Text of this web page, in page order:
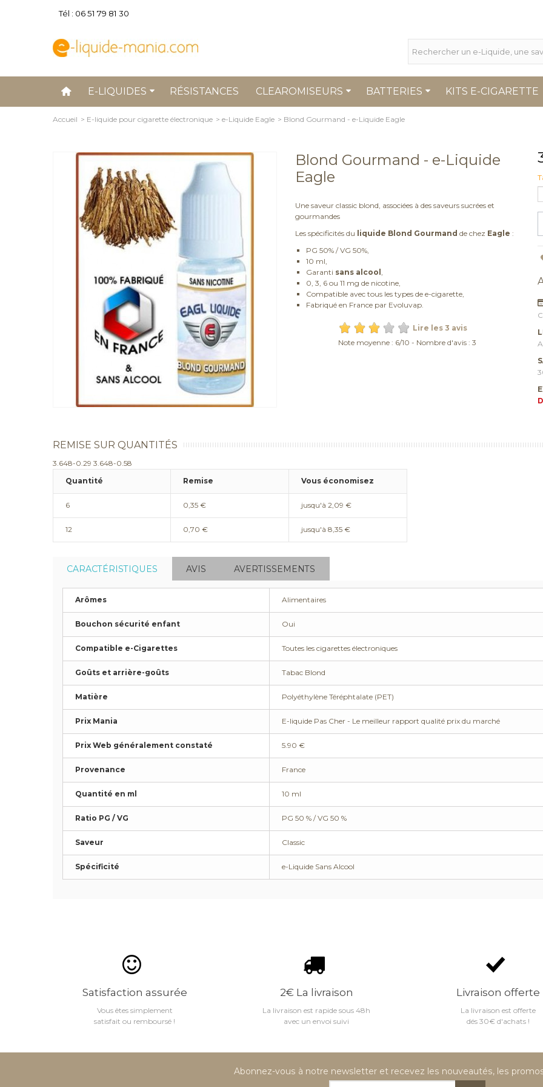
Tél : 06 51 79 81 30
E-LIQUIDES RÉSISTANCES CLEAROMISEURS BATTERIES KITS E-CIGARETTE
Accueil > E-liquide pour cigarette électronique > e-Liquide Eagle > Blond Gourmand - e-Liquide Eagle
Blond Gourmand - e-Liquide
Eagle
Une saveur classic blond, associées à des saveurs sucrées et
gourmandes
Les spécificités du liquide Blond Gourmand de chez Eagle :
PG 50% / VG 50%,
10 ml,
Garanti sans alcool
0, 3, 6 ou 11 mg de nicotine,
Compatible avec tous les types de e-cigarette,
Fabriqué en France par Evoluvap.
Lire les 3 avis
Note moyenne : 6/10 - Nombre d'avis : 3
REMISE SUR QUANTITÉS
3.648-0.29 3.648-0.58
Quantité
Remise Vous économisez
6 0,35 € jusqu'à 2,09 €
12 0,70 € jusqu'à 8,35 €
CARACTÉRISTIQUES AVIS AVERTISSEMENTS
Arômes Alimentaires
Bouchon sécurité enfant Oui
Compatible e-Cigarettes Toutes les cigarettes électroniques
Goûts et arrière-goûts Tabac Blond
Matière Polyéthylène Téréphtalate (PET)
Prix Mania E-liquide Pas Cher - Le meilleur rapport qualité prix du marché
Prix Web généralement constaté 5.90 €
Provenance France
Quantité en ml 10 ml
Ratio PG / VG PG 50 % / VG 50 %
Saveur Classic
Spécificité e-Liquide Sans Alcool
Satisfaction assurée
Vous êtes simplement
satisfait ou remboursé !
2€ La livraison
La livraison est rapide sous 48h
avec un envoi suivi
Livraison offerte
La livraison est offerte
dés 30€ d'achats !
Abonnez-vous à notre newsletter et recevez les nouveautés, les